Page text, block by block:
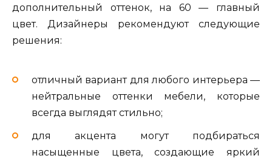
дополнительный оттенок, на 60 — главный
цвет. Дизайнеры рекомендуют следующие
решения:
отличный вариант для любого интерьера —
нейтральные оттенки мебели, которые
всегда выглядят стильно;
для акцента могут подбираться
насыщенные цвета, создающие яркий